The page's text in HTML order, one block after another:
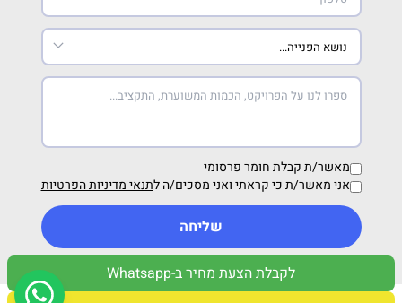
לקבלת הצעת מחיר ב-Whatsapp
מאשר/ת קבלת חומר פרסומי
אני מאשר/ת כי קראתי ואני מסכים/ה לתנאי מדיניות הפרטיות
שליחה